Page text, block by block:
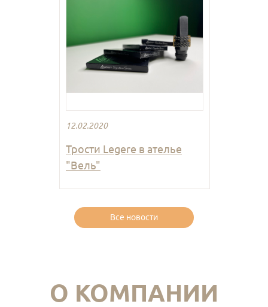
12.02.2020
Трости Legere в ателье
"Вель"
Все новости
О КОМПАНИИ